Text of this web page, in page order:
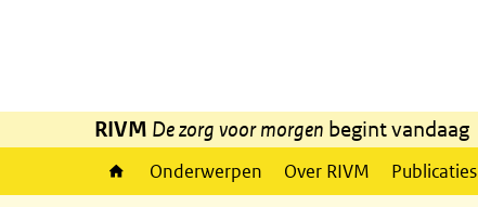
RIVM De zorg voor morgen begint vandaag
Onderwerpen Over RIVM Publicaties